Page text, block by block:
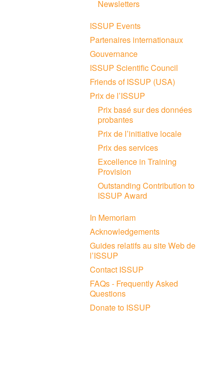
Newsletters
ISSUP Events
Partenaires internationaux
Gouvernance
ISSUP Scientific Council
Friends of ISSUP (USA)
Prix de l’ISSUP
Prix basé sur des données
probantes
Prix de l’initiative locale
Prix des services
Excellence in Training
Provision
Outstanding Contribution to
ISSUP Award
In Memoriam
Acknowledgements
Guides relatifs au site Web de
l’ISSUP
Contact ISSUP
FAQs - Frequently Asked
Questions
Donate to ISSUP